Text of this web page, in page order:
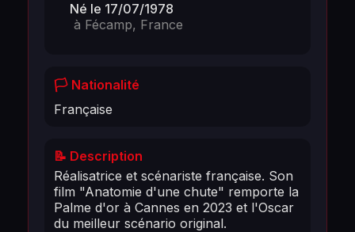
Né le 17/07/1978
à Fécamp, France
🏳️ Nationalité
Française
📝 Description
Réalisatrice et scénariste française. Son
film "Anatomie d'une chute" remporte la
Palme d'or à Cannes en 2023 et l'Oscar
du meilleur scénario original.